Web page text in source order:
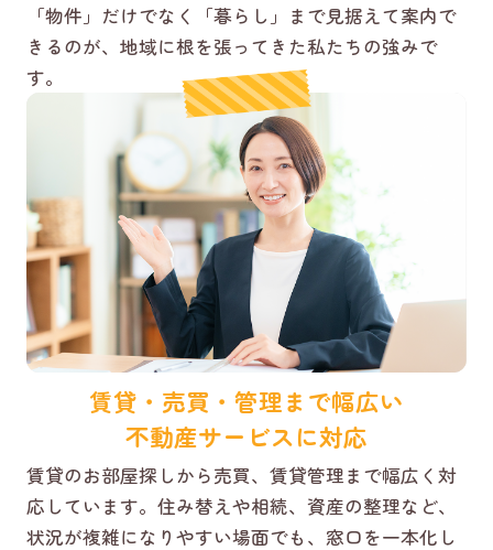
「物件」だけでなく「暮らし」まで見据えて案内で
きるのが、地域に根を張ってきた私たちの強みで
す。
賃貸・売買・管理まで幅広い
不動産サービスに対応
賃貸のお部屋探しから売買、賃貸管理まで幅広く対
応しています。住み替えや相続、資産の整理など、
状況が複雑になりやすい場面でも、窓口を一本化し